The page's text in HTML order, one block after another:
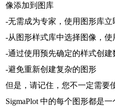
像添加到图库
-无需成为专家，使用图形库
-从图形样式库中选择图像，
-通过使用预先确定的样式创建
-避免重新创建复杂的图形
但是，请记住，您不一定需要
SigmaPlot 中的每个图形都是